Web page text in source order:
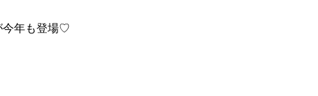
今年も登場♡